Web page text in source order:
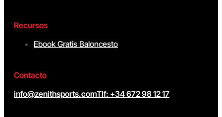
Recursos
Ebook Gratis Baloncesto
Contacto
info@zenithsports.comTlf: +34 672 98 12 17